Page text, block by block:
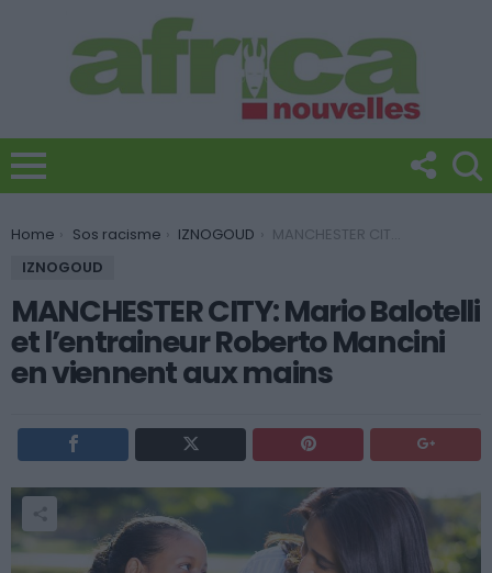
You are here:
Home Sos racisme IZNOGOUD
MANCHESTER CITY: Mario Balotelli et l’entraineur Roberto Mancini en viennent aux mains
IZNOGOUD
MANCHESTER CITY: Mario Balotelli
et l’entraineur Roberto Mancini
en viennent aux mains